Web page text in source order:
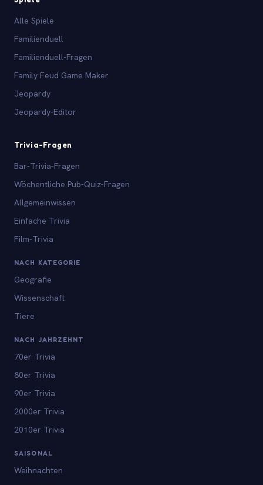
Alle Spiele
Familienduell
Familienduell-Fragen
Family Feud Game Maker
Jeopardy
Jeopardy-Editor
Trivia-Fragen
Bar-Trivia-Fragen
Wöchentliche Pub-Quiz-Fragen
Allgemeinwissen
Einfache Trivia
Film-Trivia
NACH KATEGORIE
Geografie
Wissenschaft
Tiere
NACH JAHRZEHNT
70er Trivia
80er Trivia
90er Trivia
2000er Trivia
2010er Trivia
SAISONAL
Weihnachten